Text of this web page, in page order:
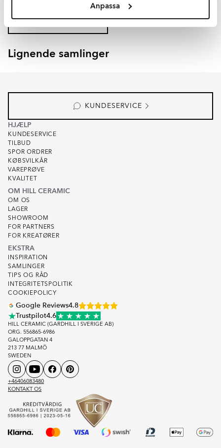
Anpassa
TILFØJ TIL KURV
Lignende samlinger
BUVETTE
KUNDESERVICE
HJÆLP
KUNDESERVICE
TILBUD
SPOR ORDRER
KØBSVILKÅR
VAREPRØVE
KVALITET
OM HILL CERAMIC
OM OS
LAGER
SHOWROOM
FOR PARTNERS
FOR KREATØRER
EKSTRA
INSPIRATION
SAMLINGER
TIPS OG RÅD
INTEGRITETSPOLITIK
COOKIEPOLICY
Google Reviews4.8
Trustpilot4.6
HILL CERAMIC (GARDHILL I SVERIGE AB)
ORG. 556865-6986
GALOPPGATAN 4
213 77 MALMÖ
SWEDEN
+46406083480
KONTAKT OS